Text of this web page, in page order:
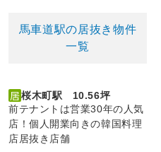
馬車道駅の居抜き物件
一覧
桜木町駅 10.56坪
前テナントは営業30年の人気
店！個人開業向きの韓国料理
店居抜き店舗